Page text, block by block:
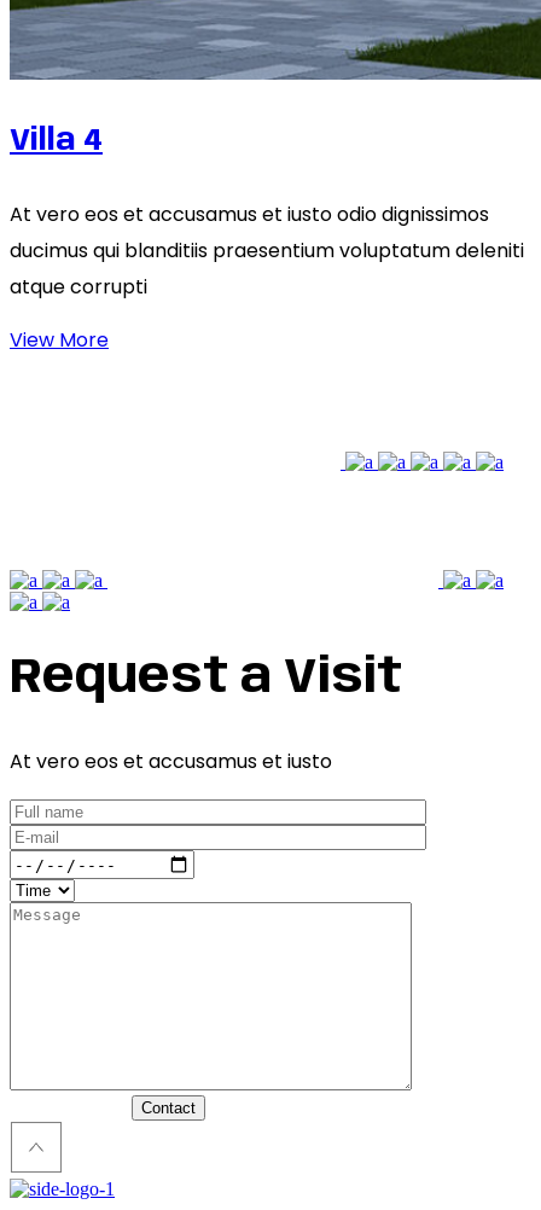
Villa 4
At vero eos et accusamus et iusto odio dignissimos
ducimus qui blanditiis praesentium voluptatum deleniti
atque corrupti
View More
Request a Visit
At vero eos et accusamus et iusto
Contact